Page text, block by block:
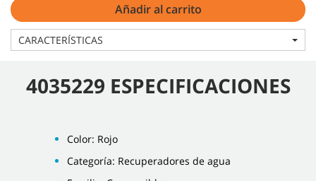
Añadir al carrito
CARACTERÍSTICAS
4035229 ESPECIFICACIONES
Color: Rojo
Categoría: Recuperadores de agua